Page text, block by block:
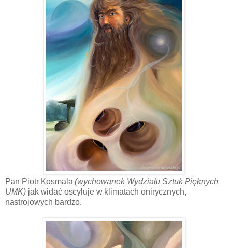
Pan Piotr Kosmala (wychowanek Wydziału Sztuk Pięknych
UMK) jak widać oscyluje w klimatach onirycznych,
nastrojowych bardzo.